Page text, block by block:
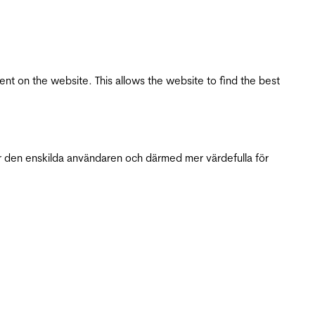
on the website. This allows the website to find the best
enskilda användaren och därmed mer värdefulla för